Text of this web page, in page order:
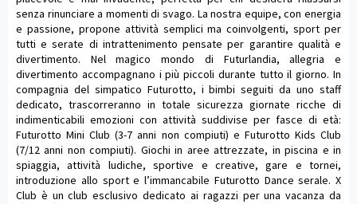
senza rinunciare a momenti di svago. La nostra equipe, con energia
e passione, propone attività semplici ma coinvolgenti, sport per
tutti e serate di intrattenimento pensate per garantire qualità e
divertimento. Nel magico mondo di Futurlandia, allegria e
divertimento accompagnano i più piccoli durante tutto il giorno. In
compagnia del simpatico Futurotto, i bimbi seguiti da uno staff
dedicato, trascorreranno in totale sicurezza giornate ricche di
indimenticabili emozioni con attività suddivise per fasce di età:
Futurotto Mini Club (3-7 anni non compiuti) e Futurotto Kids Club
(7/12 anni non compiuti). Giochi in aree attrezzate, in piscina e in
spiaggia, attività ludiche, sportive e creative, gare e tornei,
introduzione allo sport e l’immancabile Futurotto Dance serale. X
Club è un club esclusivo dedicato ai ragazzi per una vacanza da